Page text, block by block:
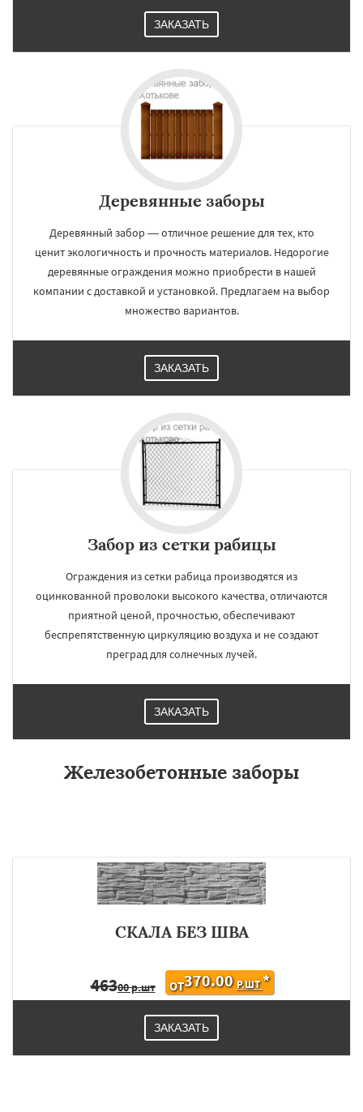
ЗАКАЗАТЬ
Деревянные заборы
Деревянный забор — отличное решение для тех, кто
ценит экологичность и прочность материалов. Недорогие
деревянные ограждения можно приобрести в нашей
компании с доставкой и установкой. Предлагаем на выбор
множество вариантов.
ЗАКАЗАТЬ
Забор из сетки рабицы
Ограждения из сетки рабица производятся из
оцинкованной проволоки высокого качества, отличаются
приятной ценой, прочностью, обеспечивают
беспрепятственную циркуляцию воздуха и не создают
преград для солнечных лучей.
ЗАКАЗАТЬ
Железобетонные заборы
СКАЛА БЕЗ ШВА
46300 р.шт ОТ370.00 Р.ШТ*
ЗАКАЗАТЬ